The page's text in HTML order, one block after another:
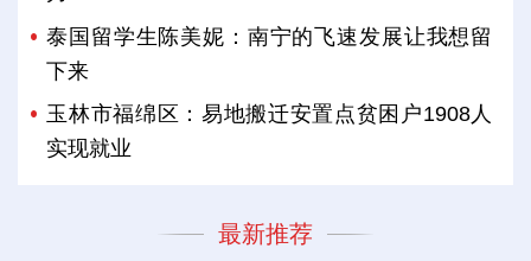
泰国留学生陈美妮：南宁的飞速发展让我想留
下来
玉林市福绵区：易地搬迁安置点贫困户1908人
实现就业
最新推荐